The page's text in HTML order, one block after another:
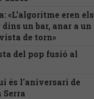
«L’algoritme eren els
un bar, anar a un
de torn»
del pop fusió al
és l'aniversari de
Serra